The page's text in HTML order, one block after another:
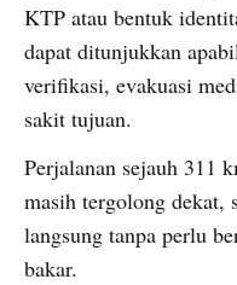
KTP atau bentuk
dapat ditunjukkan
verifikasi, evakuasi
sakit tujuan.
Perjalanan sejauh 311
masih tergolong dekat,
langsung tanpa perlu
bakar.